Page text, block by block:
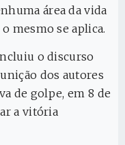
área da vida
mesmo se aplica.
o discurso
dos autores
de golpe, em 8 de
a vitória